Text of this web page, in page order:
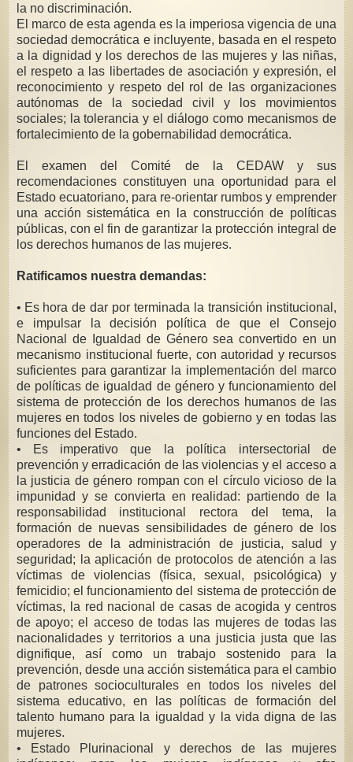
la no discriminación.
El marco de esta agenda es la imperiosa vigencia de una
sociedad democrática e incluyente, basada en el respeto
a la dignidad y los derechos de las mujeres y las niñas,
el respeto a las libertades de asociación y expresión, el
reconocimiento y respeto del rol de las organizaciones
autónomas de la sociedad civil y los movimientos
sociales; la tolerancia y el diálogo como mecanismos de
fortalecimiento de la gobernabilidad democrática.
El examen del Comité de la CEDAW y sus
recomendaciones constituyen una oportunidad para el
Estado ecuatoriano, para re-orientar rumbos y emprender
una acción sistemática en la construcción de políticas
públicas, con el fin de garantizar la protección integral de
los derechos humanos de las mujeres.
Ratificamos nuestra demandas:
• Es hora de dar por terminada la transición institucional,
e impulsar la decisión política de que el Consejo
Nacional de Igualdad de Género sea convertido en un
mecanismo institucional fuerte, con autoridad y recursos
suficientes para garantizar la implementación del marco
de políticas de igualdad de género y funcionamiento del
sistema de protección de los derechos humanos de las
mujeres en todos los niveles de gobierno y en todas las
funciones del Estado.
• Es imperativo que la política intersectorial de
prevención y erradicación de las violencias y el acceso a
la justicia de género rompan con el círculo vicioso de la
impunidad y se convierta en realidad: partiendo de la
responsabilidad institucional rectora del tema, la
formación de nuevas sensibilidades de género de los
operadores de la administración de justicia, salud y
seguridad; la aplicación de protocolos de atención a las
víctimas de violencias (física, sexual, psicológica) y
femicidio; el funcionamiento del sistema de protección de
víctimas, la red nacional de casas de acogida y centros
de apoyo; el acceso de todas las mujeres de todas las
nacionalidades y territorios a una justicia justa que las
dignifique, así como un trabajo sostenido para la
prevención, desde una acción sistemática para el cambio
de patrones socioculturales en todos los niveles del
sistema educativo, en las políticas de formación del
talento humano para la igualdad y la vida digna de las
mujeres.
• Estado Plurinacional y derechos de las mujeres